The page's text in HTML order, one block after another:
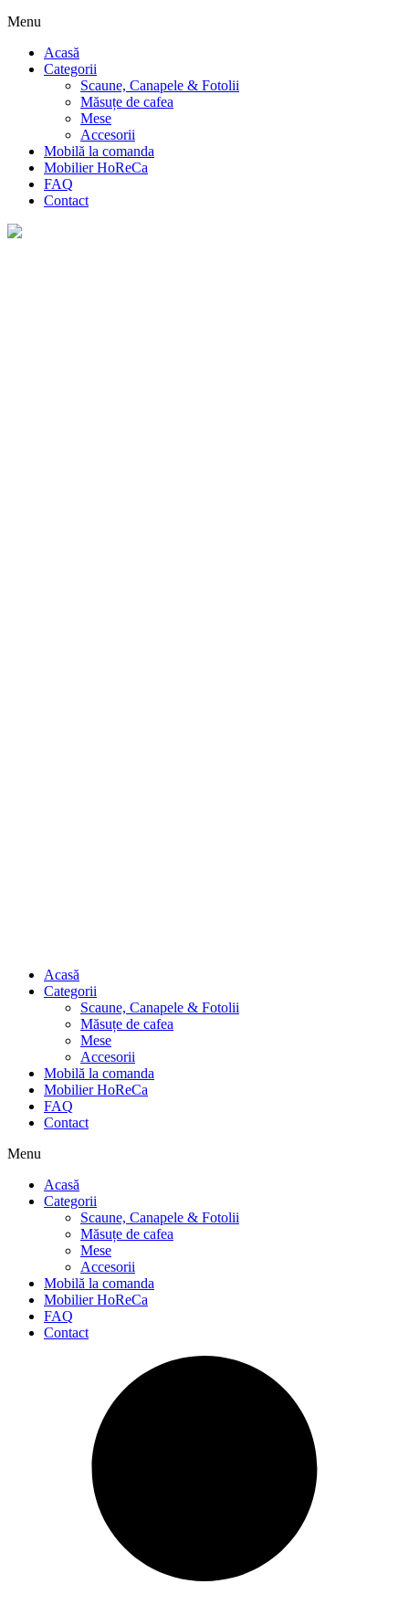
Menu
Acasă
Categorii
Scaune, Canapele & Fotolii
Măsuțe de cafea
Mese
Accesorii
Mobilă la comanda
Mobilier HoReCa
FAQ
Contact
Acasă
Categorii
Scaune, Canapele & Fotolii
Măsuțe de cafea
Mese
Accesorii
Mobilă la comanda
Mobilier HoReCa
FAQ
Contact
Menu
Acasă
Categorii
Scaune, Canapele & Fotolii
Măsuțe de cafea
Mese
Accesorii
Mobilă la comanda
Mobilier HoReCa
FAQ
Contact